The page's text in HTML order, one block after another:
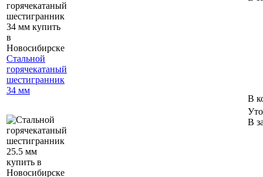
Стальной
горячекатаный
шестигранник
34 мм
В
В